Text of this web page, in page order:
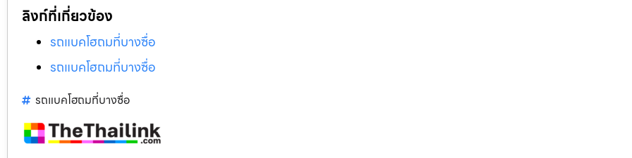
ลิงก์ที่เกี่ยวข้อง
รถแบคโฮถมที่บางซื่อ
รถแบคโฮถมที่บางซื่อ
รถแบคโฮถมที่บางซื่อ